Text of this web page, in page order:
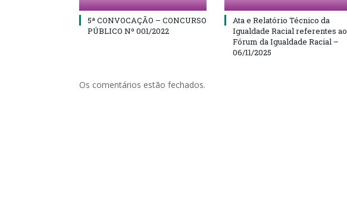
5ª CONVOCAÇÃO – CONCURSO
PÚBLICO Nº 001/2022
Ata e Relatório Técnico da
Igualdade Racial referentes ao
Fórum da Igualdade Racial –
06/11/2025
Os comentários estão fechados.